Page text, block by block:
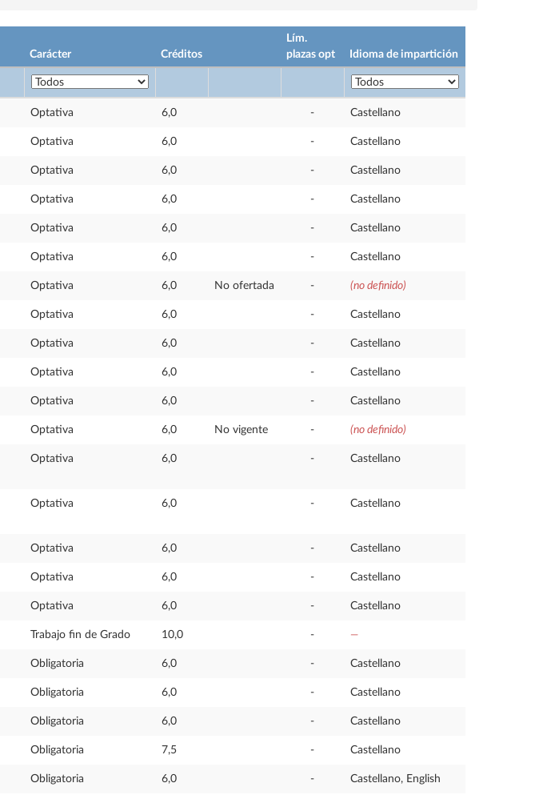
Carácter Créditos
Lím.
plazas opt
Idioma de impartición
Optativa 6,0 - Castellano
Optativa 6,0 - Castellano
Optativa 6,0 - Castellano
Optativa 6,0 - Castellano
Optativa 6,0 - Castellano
Optativa 6,0 - Castellano
Optativa 6,0 No ofertada - (no definido)
Optativa 6,0 - Castellano
Optativa 6,0 - Castellano
Optativa 6,0 - Castellano
Optativa 6,0 - Castellano
Optativa 6,0 No vigente - (no definido)
Optativa 6,0 - Castellano
Optativa 6,0 - Castellano
Optativa 6,0 - Castellano
Optativa 6,0 - Castellano
Optativa 6,0 - Castellano
Trabajo fin de Grado 10,0 - —
Obligatoria 6,0 - Castellano
Obligatoria 6,0 - Castellano
Obligatoria 6,0 - Castellano
Obligatoria 7,5 - Castellano
Obligatoria 6,0 - Castellano, English